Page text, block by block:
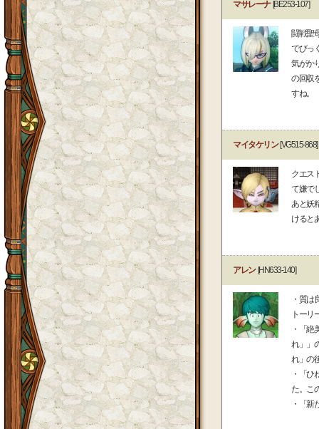
マサレーナ[BE253-107]
闘戦聖
でびっ
気がか
の回収
すね。
マイタケリン[VG515-868]
クエス
て嫌で
あと妖
けると
アレン[HN633-140]
・質は
トーリ
・「
れ」」
れ」の
・「ひ
た。こ
・「新